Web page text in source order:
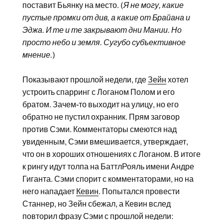
поставит Бьянку на место. (Я не могу, какие
пустые промки от див, а какие от Брайана и
Эджа. И те и те закрывают дни Мании. Но
просто небо и земля. Сугубо субъективное
мнение.)
Показывают прошлой недели, гдеЗейн хотел
устроить спарринг с Логаном Полом и его
братом. Зачем-то выходит на улицу, но его
обратно не пустил охранник. Прям заговор
против Сэми. Комментаторы смеются над
увиденным, Сэми вмешивается, утверждает,
что он в хороших отношениях с Логаном. В итоге
к рингу идут толпа на БаттлРояль имени Андре
Гиганта. Сэми спорит с комментаторами, но на
него нападает Кевин. Попытался провести
Станнер, но Зейн сбежал, а Кевин вслед
повторил фразу Сэми с прошлой недели: